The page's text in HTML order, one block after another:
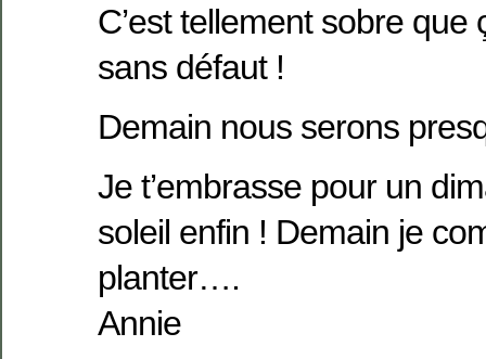
C’est tellement sobre que
sans défaut !
Demain nous serons
Je t’embrasse pour un
soleil enfin ! Demain je
planter….
Annie